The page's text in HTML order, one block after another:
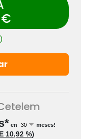
€
en meses!
10,92 %)